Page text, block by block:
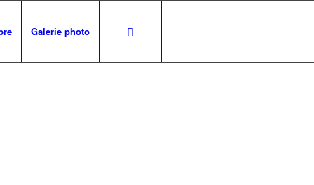
Galerie photo